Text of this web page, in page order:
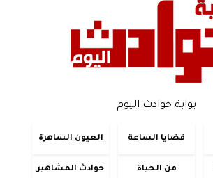
بوابة حوادث اليوم
قضايا الساعة العيون الساهرة
من الحياة حوادث المشاهير